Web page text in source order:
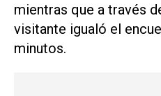
mientras que a través
visitante igualó el
minutos.